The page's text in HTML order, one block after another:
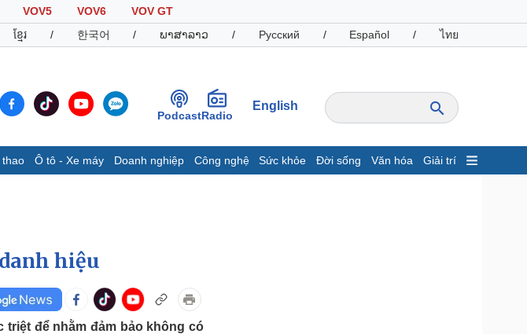
VOV5 VOV6
VOV GT
ខ្មែរ / 한국어 / ພາສາລາວ / Русский / Español / ไทย
PodcastRadio
English
Ô tô - Xe máy Doanh nghiệp Công nghệ Sức khỏe Đời sống Văn hóa Giải trí
Infographic
Ô tô - Xe máy
Doanh nghiệp
hiệu
để nhằm đảm bảo không có